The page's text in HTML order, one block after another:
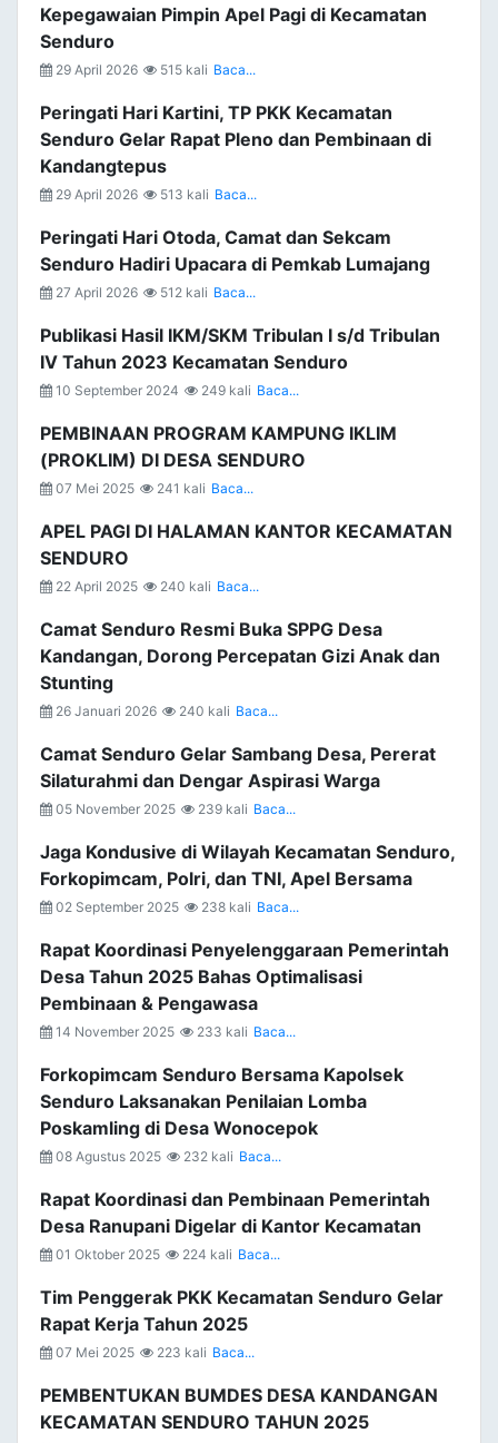
Kepegawaian Pimpin Apel Pagi di Kecamatan
Senduro
29 April 2026 515 kali Baca...
Peringati Hari Kartini, TP PKK Kecamatan
Senduro Gelar Rapat Pleno dan Pembinaan di
Kandangtepus
29 April 2026 513 kali Baca...
Peringati Hari Otoda, Camat dan Sekcam
Senduro Hadiri Upacara di Pemkab Lumajang
27 April 2026 512 kali Baca...
Publikasi Hasil IKM/SKM Tribulan I s/d Tribulan
IV Tahun 2023 Kecamatan Senduro
10 September 2024 249 kali Baca...
PEMBINAAN PROGRAM KAMPUNG IKLIM
(PROKLIM) DI DESA SENDURO
07 Mei 2025 241 kali Baca...
APEL PAGI DI HALAMAN KANTOR KECAMATAN
SENDURO
22 April 2025 240 kali Baca...
Camat Senduro Resmi Buka SPPG Desa
Kandangan, Dorong Percepatan Gizi Anak dan
Stunting
26 Januari 2026 240 kali Baca...
Camat Senduro Gelar Sambang Desa, Pererat
Silaturahmi dan Dengar Aspirasi Warga
05 November 2025 239 kali Baca...
Jaga Kondusive di Wilayah Kecamatan Senduro,
Forkopimcam, Polri, dan TNI, Apel Bersama
02 September 2025 238 kali Baca...
Rapat Koordinasi Penyelenggaraan Pemerintah
Desa Tahun 2025 Bahas Optimalisasi
Pembinaan & Pengawasa
14 November 2025 233 kali Baca...
Forkopimcam Senduro Bersama Kapolsek
Senduro Laksanakan Penilaian Lomba
Poskamling di Desa Wonocepok
08 Agustus 2025 232 kali Baca...
Rapat Koordinasi dan Pembinaan Pemerintah
Desa Ranupani Digelar di Kantor Kecamatan
01 Oktober 2025 224 kali Baca...
Tim Penggerak PKK Kecamatan Senduro Gelar
Rapat Kerja Tahun 2025
07 Mei 2025 223 kali Baca...
PEMBENTUKAN BUMDES DESA KANDANGAN
KECAMATAN SENDURO TAHUN 2025